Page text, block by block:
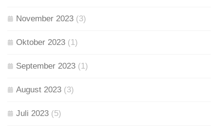
November 2023 (3)
Oktober 2023 (1)
September 2023 (1)
August 2023 (3)
Juli 2023 (5)